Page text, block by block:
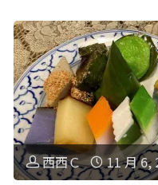
國
傳
統
的
姆
飯
店
住
西西Ｃ 11 月 6,